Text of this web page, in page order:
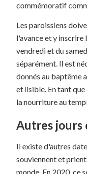
commémoratif
Les paroissiens
l'avance et y inscrire
vendredi et du
séparément. Il est
donnés au baptême
et lisible. En tant
la nourriture au
Autres jours
Il existe d'autres
souviennent et
monde. En 2020, ce